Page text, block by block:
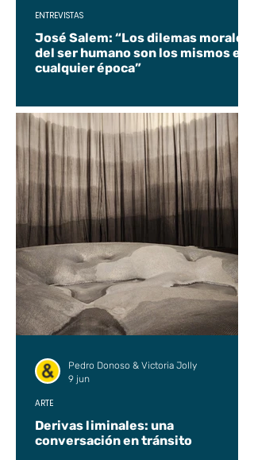
José Salem: “Los dilemas morales
del ser humano son los mismos en
cualquier época”
ENTREVISTAS
Derivas liminales: una
conversación en tránsito
ARTE
Pedro Donoso & Victoria Jolly
9 jun